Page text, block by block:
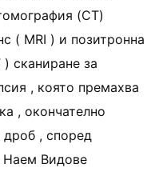
(CT)
( MRI ) и позитронна
сканиране за
, която премахва
, окончателно
дроб , според
Наем Видове